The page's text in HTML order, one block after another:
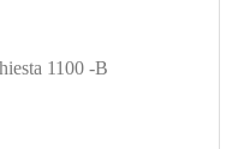
1100 -B